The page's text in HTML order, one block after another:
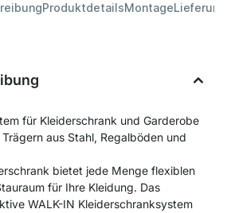
ProduktdetailsMontage
für Kleiderschrank und Garderobe
aus Stahl, Regalböden und
bietet jede Menge flexiblen
für Ihre Kleidung. Das
WALK-IN Kleiderschranksystem